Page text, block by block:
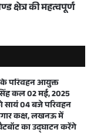
क्षेत्र की महत्वपूर्ण
के परिवहन आयुक्त
कल 02 मई, 2025
सायं 04 बजे परिवहन
कक्ष, लखनऊ में
का उद्घाटन करेंगे